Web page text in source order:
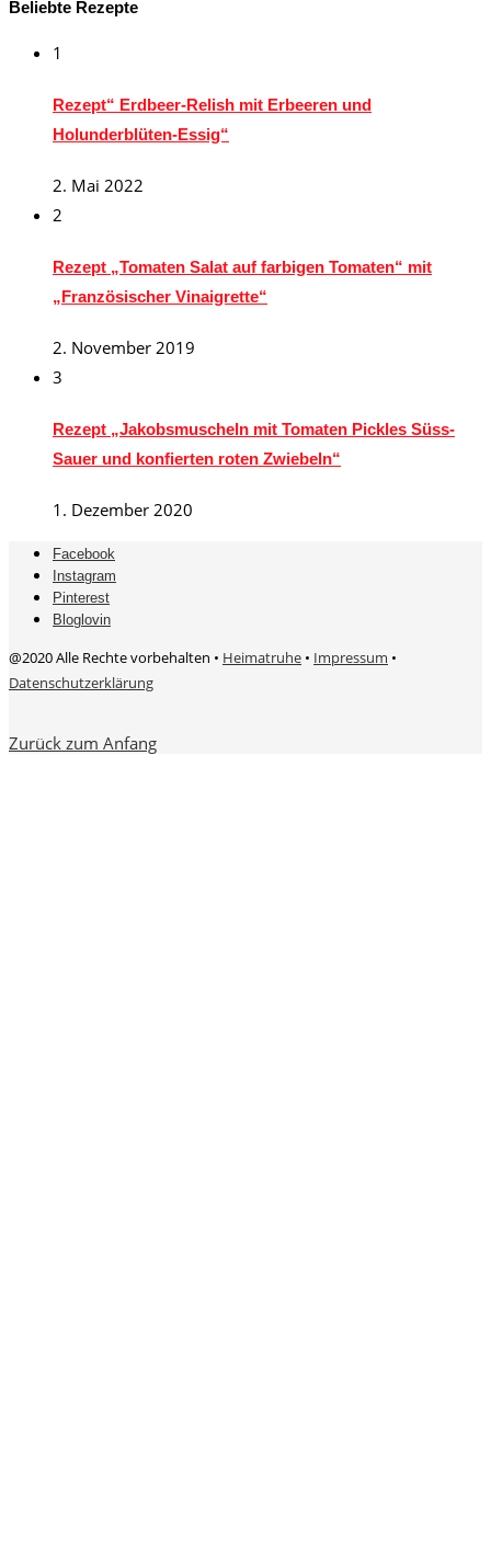
Beliebte Rezepte
1
Rezept“ Erdbeer-Relish mit Erbeeren und
Holunderblüten-Essig“
2. Mai 2022
2
Rezept „Tomaten Salat auf farbigen Tomaten“ mit
„Französischer Vinaigrette“
2. November 2019
3
Rezept „Jakobsmuscheln mit Tomaten Pickles Süss-
Sauer und konfierten roten Zwiebeln“
1. Dezember 2020
Facebook
Instagram
Pinterest
Bloglovin
@2020 Alle Rechte vorbehalten • Heimatruhe • Impressum •
Datenschutzerklärung
Zurück zum Anfang